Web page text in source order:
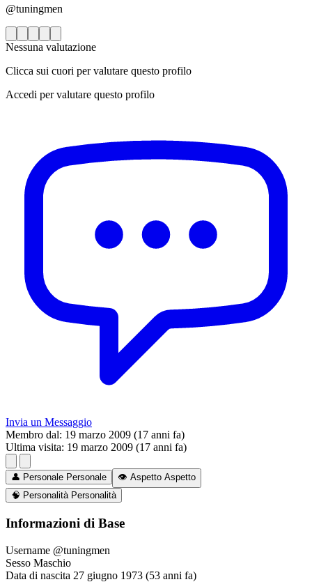
@tuningmen
Nessuna valutazione
Clicca sui cuori per valutare questo profilo
Accedi per valutare questo profilo
Invia un Messaggio
Membro dal: 19 marzo 2009 (17 anni fa)
Ultima visita: 19 marzo 2009 (17 anni fa)
👤 Personale Personale 👁️ Aspetto Aspetto
🧠 Personalità Personalità
Informazioni di Base
Username @tuningmen
Sesso Maschio
Data di nascita 27 giugno 1973 (53 anni fa)